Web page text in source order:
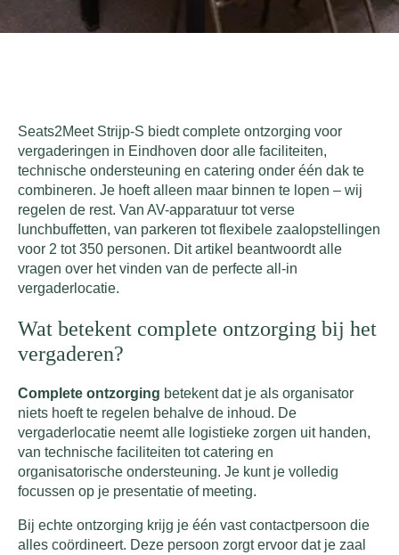
Seats2Meet Strijp-S biedt complete ontzorging voor
vergaderingen in Eindhoven door alle faciliteiten,
technische ondersteuning en catering onder één dak te
combineren. Je hoeft alleen maar binnen te lopen – wij
regelen de rest. Van AV-apparatuur tot verse
lunchbuffetten, van parkeren tot flexibele zaalopstellingen
voor 2 tot 350 personen. Dit artikel beantwoordt alle
vragen over het vinden van de perfecte all-in
vergaderlocatie.
Wat betekent complete ontzorging bij het
vergaderen?
Complete ontzorging betekent dat je als organisator
niets hoeft te regelen behalve de inhoud. De
vergaderlocatie neemt alle logistieke zorgen uit handen,
van technische faciliteiten tot catering en
organisatorische ondersteuning. Je kunt je volledig
focussen op je presentatie of meeting.
Bij echte ontzorging krijg je één vast contactpersoon die
alles coördineert. Deze persoon zorgt ervoor dat je zaal